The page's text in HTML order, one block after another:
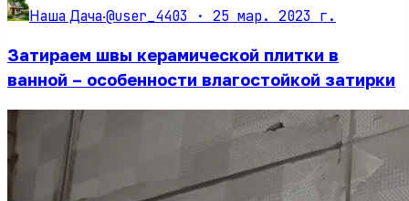
Наша Дача·@user_4403 · 25 мар. 2023 г.
Затираем швы керамической плитки в
ванной – особенности влагостойкой затирки